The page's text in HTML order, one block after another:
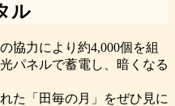
ル
協力により約4,000個を組
パネルで蓄電し、暗くなる
た「田毎の月」をぜひ見に